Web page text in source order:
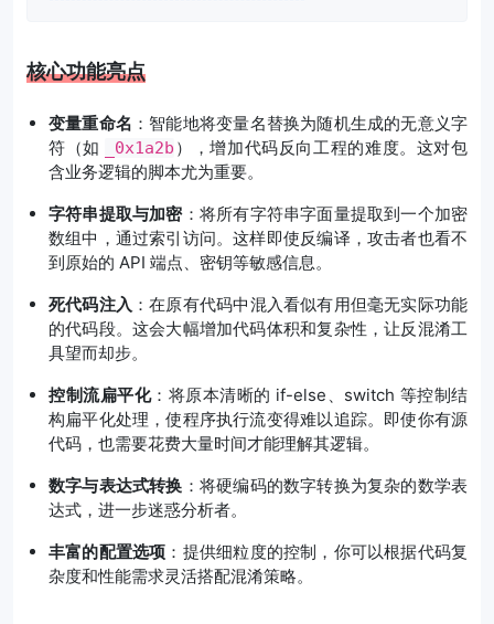
核心功能亮点
变量重命名 ：智能地将变量名替换为随机生成的无意义字
符（如
_0x1a2b ），增加代码反向工程的难度。这对包
含业务逻辑的脚本尤为重要。
字符串提取与加密：将所有字符串字面量提取到一个加密
数组中，通过索引访问。这样即使反编译，攻击者也看不
到原始的 API 端点、密钥等敏感信息。
死代码注入 ：在原有代码中混入看似有用但毫无实际功能
的代码段。这会大幅增加代码体积和复杂性，让反混淆工
具望而却步。
控制流扁平化：将原本清晰的 if-else、switch 等控制结
构扁平化处理，使程序执行流变得难以追踪。即使你有源
代码，也需要花费大量时间才能理解其逻辑。
数字与表达式转换 ：将硬编码的数字转换为复杂的数学表
达式，进一步迷惑分析者。
丰富的配置选项 ：提供细粒度的控制，你可以根据代码复
杂度和性能需求灵活搭配混淆策略。